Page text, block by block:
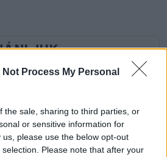
Not Process My Personal
the sale, sharing to third parties, or
or sensitive information for
please use the below opt-out
Please note that after your
az Aston Martin